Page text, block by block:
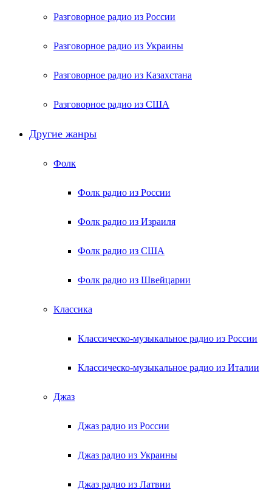
Разговорное радио из России
Разговорное радио из Украины
Разговорное радио из Казахстана
Разговорное радио из США
Другие жанры
Фолк
Фолк радио из России
Фолк радио из Израиля
Фолк радио из США
Фолк радио из Швейцарии
Классика
Классическо-музыкальное радио из России
Классическо-музыкальное радио из Италии
Джаз
Джаз радио из России
Джаз радио из Украины
Джаз радио из Латвии